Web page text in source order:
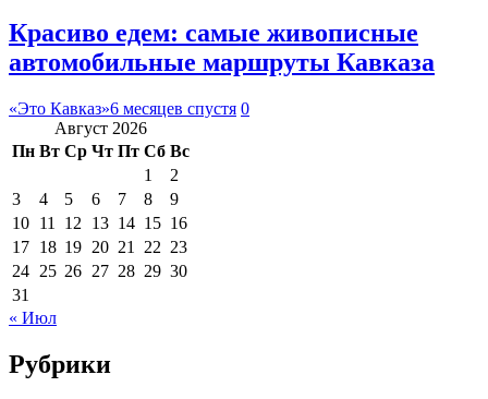
Красиво едем: самые живописные
автомобильные маршруты Кавказа
«Это Кавказ»6 месяцев спустя 0
Август 2026
Пн Вт Ср Чт Пт Сб Вс
1
2
3
4 5 6 7 8
9
10 11 12 13 14 15 16
17 18 19 20 21 22 23
24 25 26 27 28 29 30
31
« Июл
Рубрики